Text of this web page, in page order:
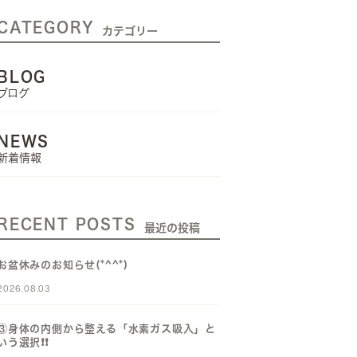
カテゴリー
BLOG
ログ
NEWS
着情報
RECENT POSTS 最近の投稿
盆休みのお知らせ(*^^*)
身体の内側から整える「水素ガス吸入」と
う選択❗️❗️